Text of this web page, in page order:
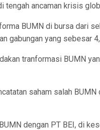
tengah ancaman krisis
BUMN di bursa dari
gabungan yang sebesar
tranformasi BUMN
saham salah
dengan PT BEI, di